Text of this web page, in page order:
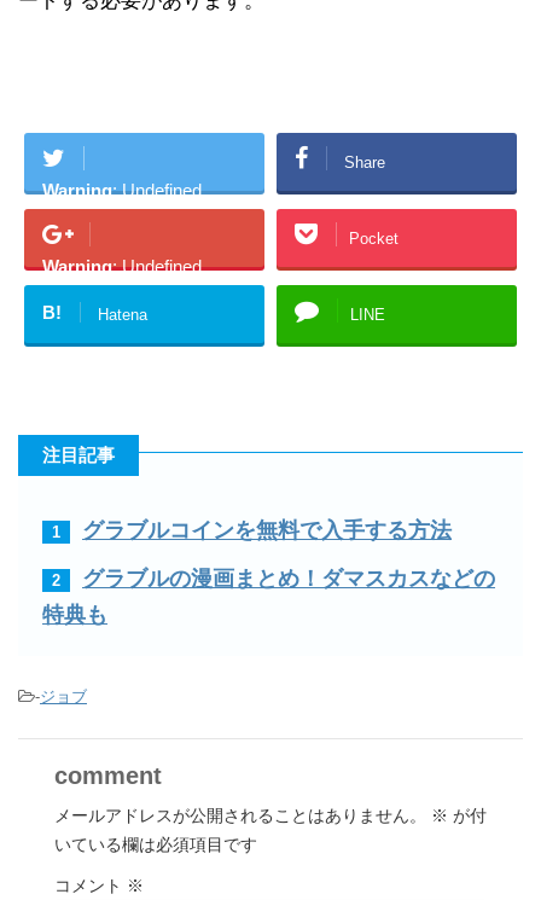
Warning: Undefined
array key "Twitter" in
/home/academyg/gurab
uru-
kouryaku.net/public_ht
ml/wp-
cache.phpon line
Twitter
Share
Warning: Undefined
/home/academyg/gurab
content/plugins/sns-
count-cache/sns-count-
Google+
Pocket
B! Hatena LINE
注目記事
1 グラブルコインを無料で入手する方法
2
グラブルの漫画まとめ！ダマスカスなどの
特典も
-ジョブ
comment
メールアドレスが公開されることはありません。 ※ が付
いている欄は必須項目です
コメント ※